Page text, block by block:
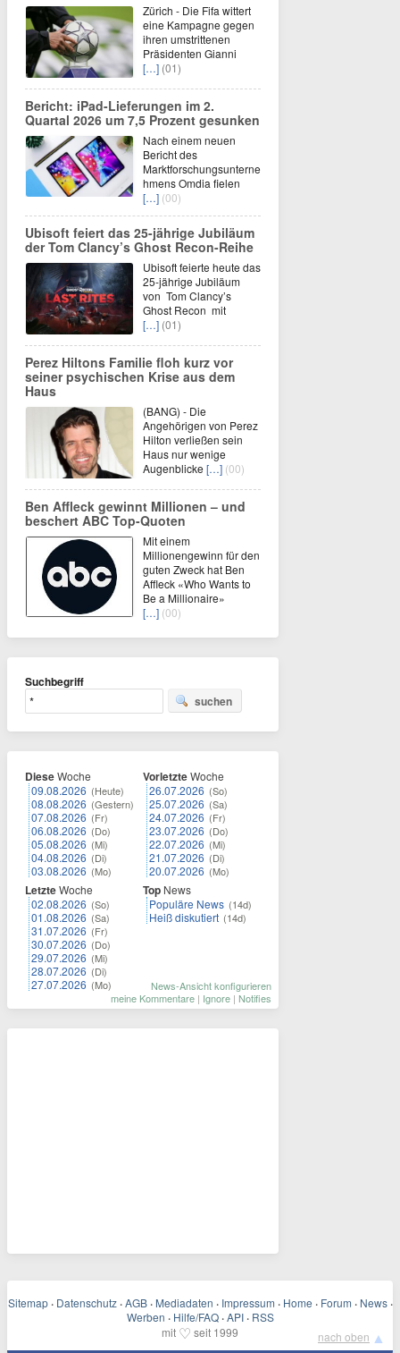
Zürich - Die Fifa wittert
eine Kampagne gegen
ihren umstrittenen
Präsidenten Gianni
[…] (01)
Bericht: iPad-Lieferungen im 2.
Quartal 2026 um 7,5 Prozent gesunken
Nach einem neuen
Bericht des
Marktforschungsunterne
hmens Omdia fielen
[…] (00)
Ubisoft feiert das 25-jährige Jubiläum
der Tom Clancy’s Ghost Recon-Reihe
Ubisoft feierte heute das
25-jährige Jubiläum
von Tom Clancy’s
Ghost Recon mit
[…] (01)
Perez Hiltons Familie floh kurz vor
seiner psychischen Krise aus dem
Haus
(BANG) - Die
Angehörigen von Perez
Hilton verließen sein
Haus nur wenige
Augenblicke […] (00)
Ben Affleck gewinnt Millionen – und
beschert ABC Top-Quoten
Mit einem
Millionengewinn für den
guten Zweck hat Ben
Affleck «Who Wants to
Be a Millionaire»
[…] (00)
Suchbegriff
suchen
DieseWoche
09.08.2026 (Heute)
08.08.2026 (Gestern)
07.08.2026 (Fr)
06.08.2026 (Do)
05.08.2026 (Mi)
04.08.2026 (Di)
03.08.2026 (Mo)
LetzteWoche
02.08.2026 (So)
01.08.2026 (Sa)
31.07.2026 (Fr)
30.07.2026 (Do)
29.07.2026 (Mi)
28.07.2026 (Di)
27.07.2026 (Mo)
VorletzteWoche
26.07.2026 (So)
25.07.2026 (Sa)
24.07.2026 (Fr)
23.07.2026 (Do)
22.07.2026 (Mi)
21.07.2026 (Di)
20.07.2026 (Mo)
Top News
Populäre News (14d)
Heiß diskutiert (14d)
News-Ansicht konfigurieren
meine Kommentare | Ignore | Notifies
Sitemap · Datenschutz · AGB · Mediadaten · Impressum · Home · Forum · News ·
Werben · Hilfe/FAQ · API · RSS
mit ♡ seit 1999 nach oben ▲